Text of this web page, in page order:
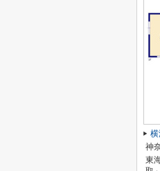
神
東